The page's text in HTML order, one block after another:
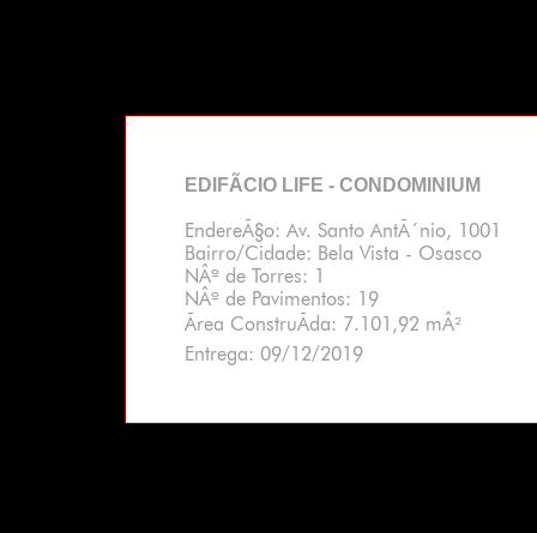
EDIFÃ­CIO LIFE - CONDOMINIUM
EndereÃ§o: Av. Santo AntÃ´nio, 1001
Bairro/Cidade: Bela Vista - Osasco
NÂº de Torres: 1
NÂº de Pavimentos: 19
Ãrea ConstruÃ­da: 7.101,92 mÂ²
Entrega: 09/12/2019